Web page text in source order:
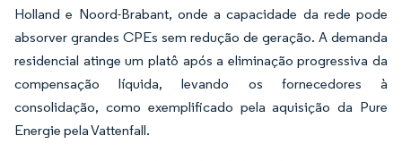
Holland e Noord-Brabant, onde a capacidade da rede pode
absorver grandes CPEs sem redução de geração. A demanda
residencial atinge um platô após a eliminação progressiva da
compensação líquida, levando os fornecedores à
consolidação, como exemplificado pela aquisição da Pure
Energie pela Vattenfall.